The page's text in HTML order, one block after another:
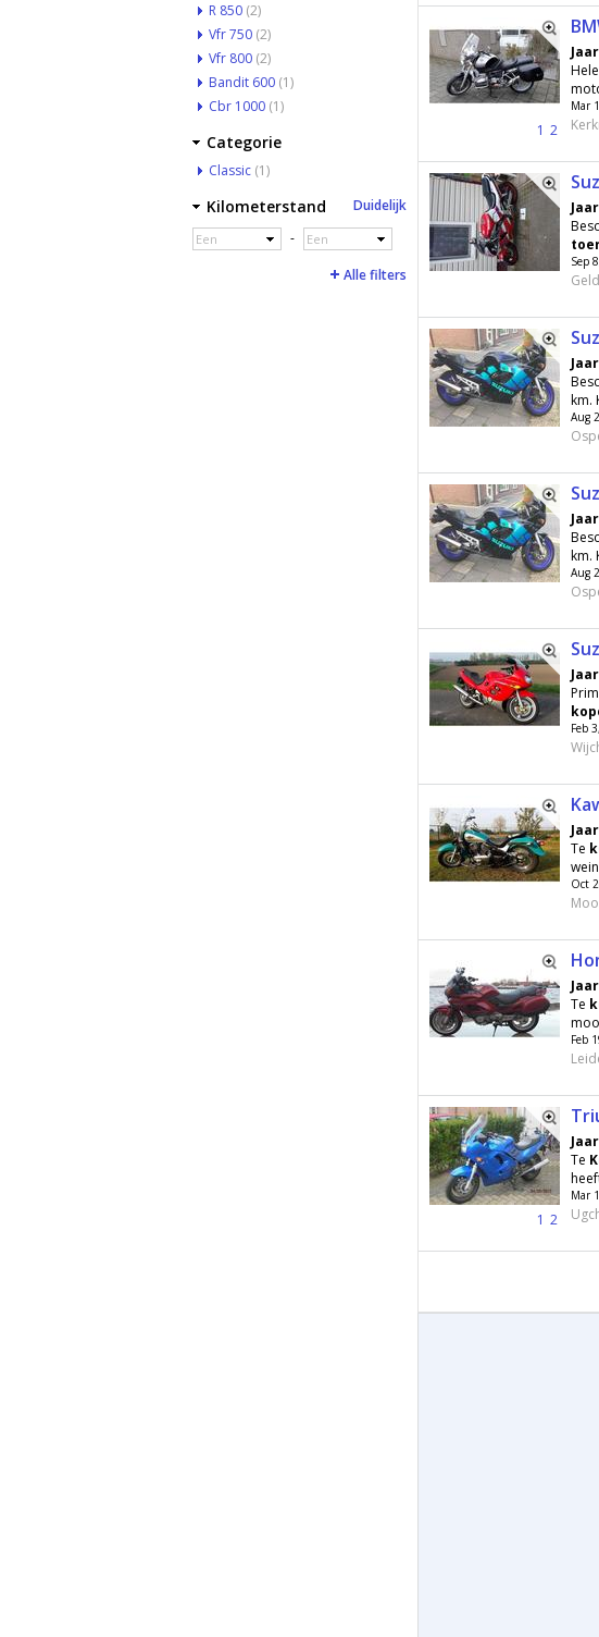
1 2
Mar
Sep
km.
Aug
km.
Aug
Feb
Te
Oct
Te
Feb
1 2
Te
Mar
R 850 (2)
Vfr 750 (2)
Vfr 800 (2)
Bandit 600 (1)
Cbr 1000 (1)
Categorie
Classic (1)
Kilometerstand Duidelijk
Een - Een
Alle filters